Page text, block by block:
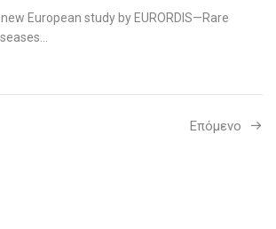
European study by EURORDIS—Rare
Επόμενο